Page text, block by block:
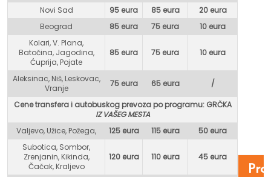
Novi Sad 95 eura 85 eura
20 eura
Beograd
85 eura 75 eura
10 eura
Kolari, V. Plana,
Batočina, Jagodina,
Ćuprija, Pojate
85 eura 75 eura 10 eura
Aleksinac, Niš, Leskovac,
Vranje
75 eura 65 eura /
Cene transfera i autobuskog prevoza po programu: GRČKA
IZ VAŠEG MESTA
Valjevo, Užice, Požega,
125 eura 115 eura
50 eura
Subotica, Sombor,
Zrenjanin, Kikinda,
Čačak, Kraljevo
120 eura 110 eura 45 eura